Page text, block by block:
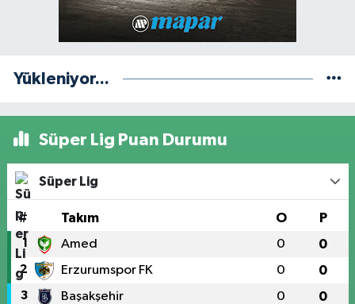
Yükleniyor...
Süper Lig Puan Durumu
Süper Lig
# Takım O P
1 Amed 0 0
2 Erzurumspor FK 0 0
3 Başakşehir 0 0